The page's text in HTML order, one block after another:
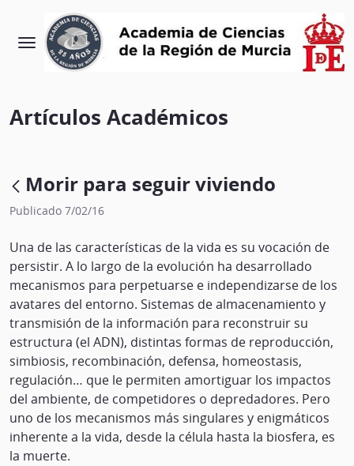
Artículos Académicos
Morir para seguir viviendo
Publicado 7/02/16
Una de las características de la vida es su vocación de
persistir. A lo largo de la evolución ha desarrollado
mecanismos para perpetuarse e independizarse de los
avatares del entorno. Sistemas de almacenamiento y
transmisión de la información para reconstruir su
estructura (el ADN), distintas formas de reproducción,
simbiosis, recombinación, defensa, homeostasis,
regulación… que le permiten amortiguar los impactos
del ambiente, de competidores o depredadores. Pero
uno de los mecanismos más singulares y enigmáticos
inherente a la vida, desde la célula hasta la biosfera, es
la muerte.